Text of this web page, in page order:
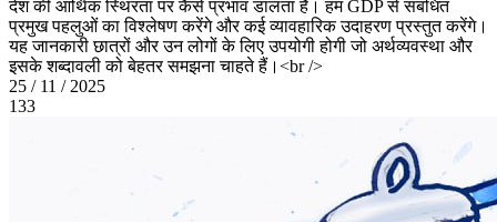
देश की आर्थिक स्थिरता पर कैसे प्रभाव डालता है। हम GDP से संबंधित
प्रमुख पहलुओं का विश्लेषण करेंगे और कई व्यावहारिक उदाहरण प्रस्तुत करेंगे।
यह जानकारी छात्रों और उन लोगों के लिए उपयोगी होगी जो अर्थव्यवस्था और
इसके शब्दावली को बेहतर समझना चाहते हैं।<br />
25 / 11 / 2025
133